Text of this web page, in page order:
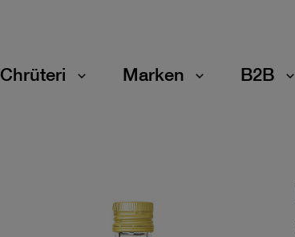
Chrüteri Marken B2B